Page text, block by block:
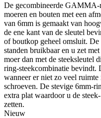
De gecombineerde GAMMA-
moeren en bouten met een
van 6mm is gemaakt van
de ene kant van de sleutel
of boutkop geheel omsluit.
standen bruikbaar en u zet
moer dan met de steeksleutel
ring-steekcombinatie bevindt.
wanneer er niet zo veel
schroeven. De stevige 6mm-
extra plat waardoor u de
zetten.
Nieuw